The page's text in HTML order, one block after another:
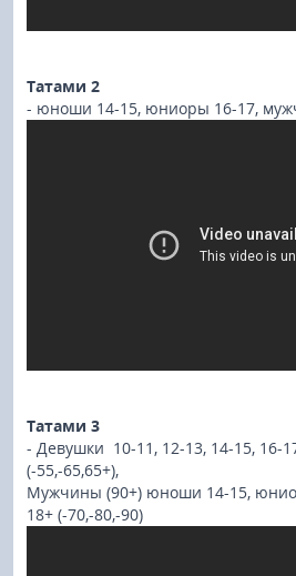
Татами 2
- юноши 14-15, юниоры 16-17,
Татами 3
- Девушки 10-11, 12-13, 14-15,
(-55,-65,65+),
Мужчины (90+) юноши 14-15,
18+ (-70,-80,-90)